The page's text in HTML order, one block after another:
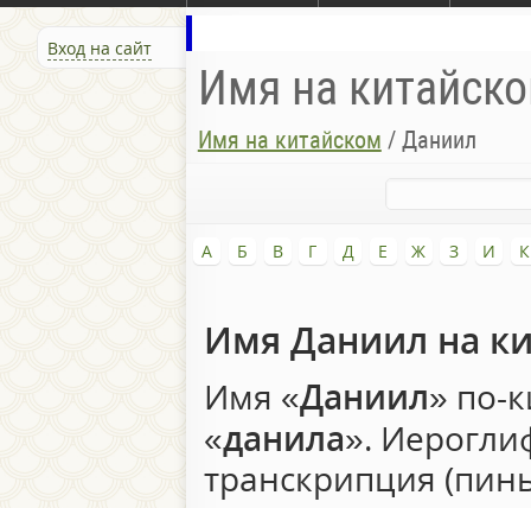
Вход на сайт
Имя на
Имя на китайском / Даниил
А Б В Г Д Е Ж З И К
Имя Даниил на
Имя «Даниил» по-
«данила».
транскрипция